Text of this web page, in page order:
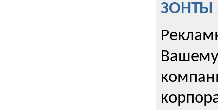
ЗОНТЫ